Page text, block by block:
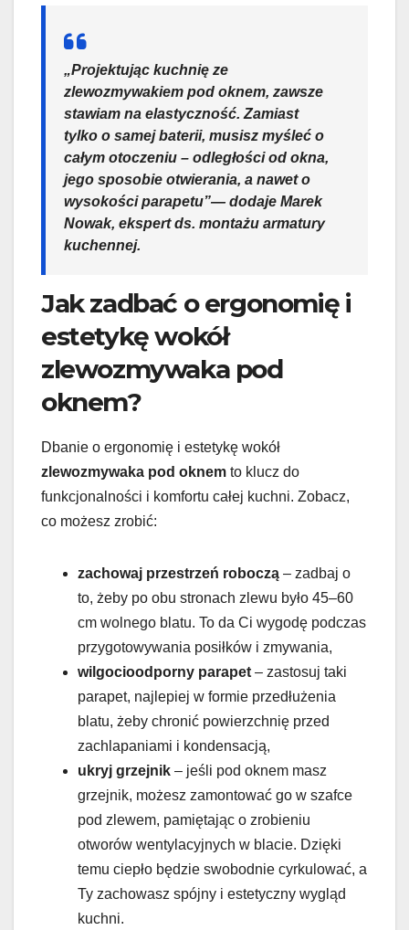
„Projektując kuchnię ze
zlewozmywakiem pod oknem, zawsze
stawiam na elastyczność. Zamiast
tylko o samej baterii, musisz myśleć o
całym otoczeniu – odległości od okna,
jego sposobie otwierania, a nawet o
wysokości parapetu”— dodaje Marek
Nowak, ekspert ds. montażu armatury
kuchennej.
Jak zadbać o ergonomię i
estetykę wokół
zlewozmywaka pod
oknem?
Dbanie o ergonomię i estetykę wokół
zlewozmywaka pod oknem to klucz do
funkcjonalności i komfortu całej kuchni. Zobacz,
co możesz zrobić:
zachowaj przestrzeń roboczą – zadbaj o
to, żeby po obu stronach zlewu było 45–60
cm wolnego blatu. To da Ci wygodę podczas
przygotowywania posiłków i zmywania,
wilgocioodporny parapet – zastosuj taki
parapet, najlepiej w formie przedłużenia
blatu, żeby chronić powierzchnię przed
zachlapaniami i kondensacją,
ukryj grzejnik – jeśli pod oknem masz
grzejnik, możesz zamontować go w szafce
pod zlewem, pamiętając o zrobieniu
otworów wentylacyjnych w blacie. Dzięki
temu ciepło będzie swobodnie cyrkulować, a
Ty zachowasz spójny i estetyczny wygląd
kuchni.